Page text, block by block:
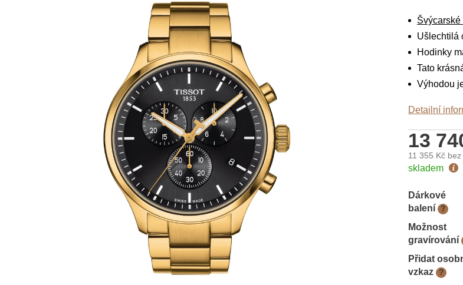
13
11 355 Kč bez
Měrná
skladem
Dárkové
balení
?
Možnost
gravírování
Přidat
vzkaz
?
Ušlechtilá
Hodinky
Tato
Výhodou
Detailní